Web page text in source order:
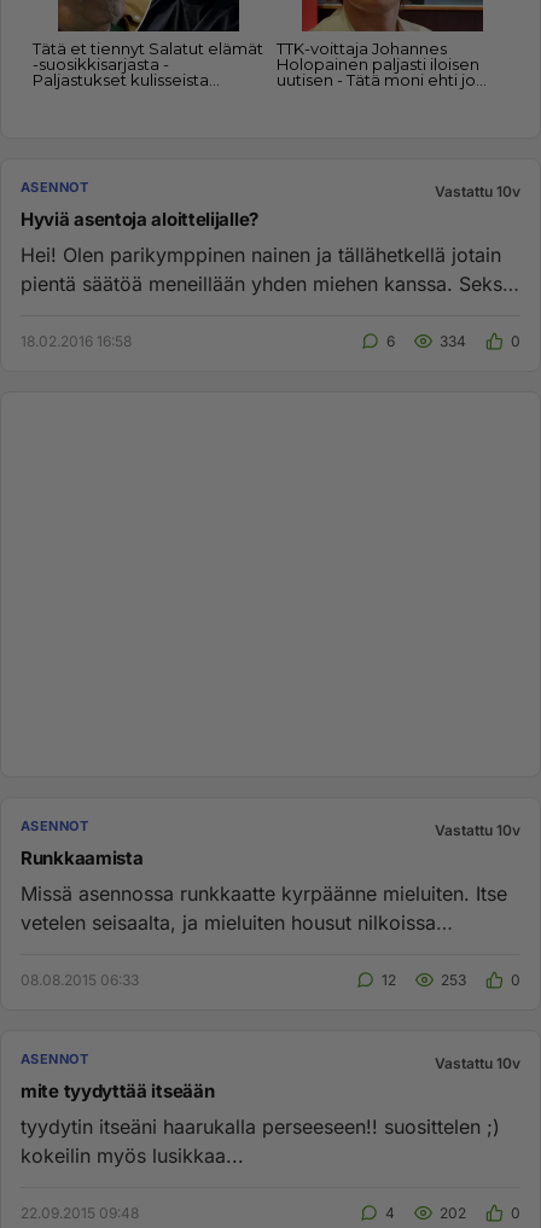
ASENNOT Vastattu 10v
Hyviä asentoja aloittelijalle?
Hei! Olen parikymppinen nainen ja tällähetkellä jotain
pientä säätöä meneillään yhden miehen kanssa. Seksiä
18.02.2016 16:58 6 334 0
ASENNOT Vastattu 10v
Runkkaamista
Missä asennossa runkkaatte kyrpäänne mieluiten. Itse
vetelen seisaalta, ja mieluiten housut nilkoissa
08.08.2015 06:33 12 253 0
ASENNOT Vastattu 10v
mite tyydyttää itseään
tyydytin itseäni haarukalla perseeseen!! suosittelen ;)
kokeilin myös lusikkaa...
22.09.2015 09:48 4 202 0